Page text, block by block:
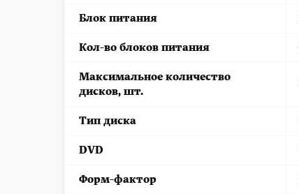
Блок питания
Кол-во блоков питания
Максимальное количество
дисков, шт.
Тип диска
DVD
Форм-фактор